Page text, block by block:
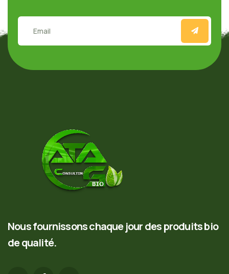
Nous fournissons chaque jour des produits bio
de qualité.